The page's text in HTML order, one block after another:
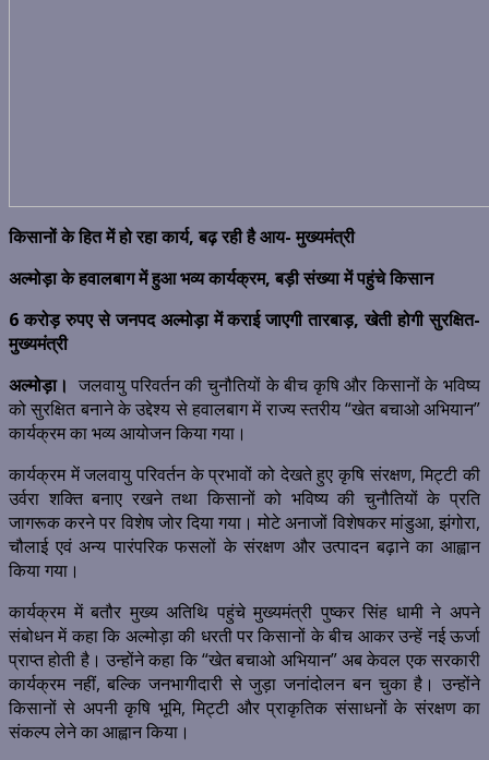
किसानों के हित में हो रहा कार्य, बढ़ रही है आय- मुख्यमंत्री
अल्मोड़ा के हवालबाग में हुआ भव्य कार्यक्रम, बड़ी संख्या में पहुंचे किसान
6 करोड़ रुपए से जनपद अल्मोड़ा में कराई जाएगी तारबाड़, खेती होगी सुरक्षित-
मुख्यमंत्री
अल्मोड़ा। जलवायु परिवर्तन की चुनौतियों के बीच कृषि और किसानों के भविष्य
को सुरक्षित बनाने के उद्देश्य से हवालबाग में राज्य स्तरीय “खेत बचाओ अभियान”
कार्यक्रम का भव्य आयोजन किया गया।
कार्यक्रम में जलवायु परिवर्तन के प्रभावों को देखते हुए कृषि संरक्षण, मिट्टी की
उर्वरा शक्ति बनाए रखने तथा किसानों को भविष्य की चुनौतियों के प्रति
जागरूक करने पर विशेष जोर दिया गया। मोटे अनाजों विशेषकर मांडुआ, झंगोरा,
चौलाई एवं अन्य पारंपरिक फसलों के संरक्षण और उत्पादन बढ़ाने का आह्वान
किया गया।
कार्यक्रम में बतौर मुख्य अतिथि पहुंचे मुख्यमंत्री पुष्कर सिंह धामी ने अपने
संबोधन में कहा कि अल्मोड़ा की धरती पर किसानों के बीच आकर उन्हें नई ऊर्जा
प्राप्त होती है। उन्होंने कहा कि “खेत बचाओ अभियान” अब केवल एक सरकारी
कार्यक्रम नहीं, बल्कि जनभागीदारी से जुड़ा जनांदोलन बन चुका है। उन्होंने
किसानों से अपनी कृषि भूमि, मिट्टी और प्राकृतिक संसाधनों के संरक्षण का
संकल्प लेने का आह्वान किया।